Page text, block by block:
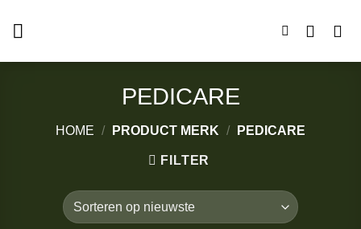
naar
PEDICARE
HOME / PRODUCT MERK / PEDICARE
FILTER